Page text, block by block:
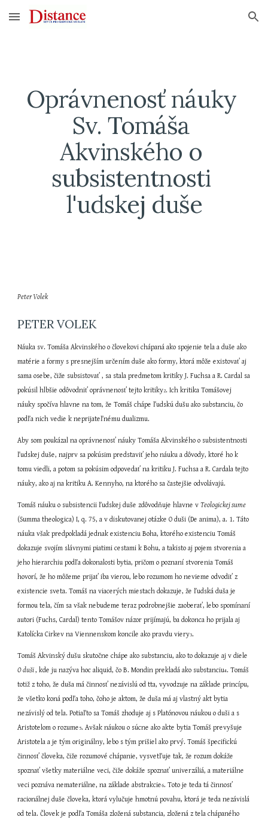
Skip to main content Skip to navigation
Oprávnenosť náuky
Sv. Tomáša
Akvinského o
subsistentnosti
l'udskej duše
Peter Volek
PETER VOLEK
Náuka sv. Tomáša Akvinského o človekovi chápaná ako spojenie tela a duše ako
matérie a formy s presnejším určením duše ako formy, ktorá môže existovať aj
sama osebe, čiže subsistovať , sa stala predmetom kritiky J. Fuchsa a R. Cardal sa
pokúsil hlbšie odôvodniť oprávnenosť tejto kritiky2. Ich kritika Tomášovej
náuky spočíva hlavne na tom, že Tomáš chápe ľudskú dušu ako substanciu, čo
podľa nich vedie k neprijateľnému dualizmu.
Aby som poukázal na oprávnenosť náuky Tomáša Akvinského o subsistentnosti
ľudskej duše, najprv sa pokúsim predstaviť jeho náuku a dôvody, ktoré ho k
tomu viedli, a potom sa pokúsim odpovedať na kritiku J. Fuchsa a R. Cardala tejto
náuky, ako aj na kritiku A. Kennyho, na ktorého sa častejšie odvolávajú.
Tomáš náuku o subsistencii ľudskej duše zdôvodňuje hlavne v
(Summa theologica) I, q. 75, a v diskutovanej otázke O duši (De anima), a. 1. Táto
náuka však predpokladá jednak existenciu Boha, ktorého existenciu Tomáš
dokazuje svojím slávnymi piatimi cestami k Bohu, a takisto aj pojem stvorenia a
jeho hierarchiu podľa dokonalosti bytia, pričom o poznaní stvorenia Tomáš
hovorí, že ho môžeme prijať iba vierou, lebo rozumom ho nevieme odvodiť z
existencie sveta. Tomáš na viacerých miestach dokazuje, že ľudská duša je
formou tela, čím sa však nebudeme teraz podrobnejšie zaoberať, lebo spomínaní
autori (Fuchs, Cardal) tento Tomášov názor prijímajú, ba dokonca ho prijala aj
Katolícka Cirkev na Viennenskom koncile ako pravdu viery3.
O duši , kde ju nazýva hoc aliquid, čo B. Mondin prekladá ako substanciu4. Tomáš
totiž z toho, že duša má činnosť nezávislú od tta, vyvodzuje na základe princípu,
že všetko koná podľa toho, čoho je aktom, že duša má aj vlastný akt bytia
nezávislý od tela. Potiaľto sa Tomáš zhoduje aj s Platónovou náukou o duši a s
Aristotelom o rozume5. Avšak náukou o súcne ako akte bytia Tomáš prevyšuje
Aristotela a je tým originálny, lebo s tým prišiel ako prvý. Tomáš špecifickú
činnosť človeka, čiže rozumové chápanie, vysvetľuje tak, že rozum dokáže
spoznať všetky materiálne veci, čiže dokáže spoznať univerzáliá, a materiálne
veci poznáva nemateriálne, na základe abstrakcie6. Toto je teda tá činnosť
racionálnej duše človeka, ktorá vylučuje hmotnú povahu, ktorá je teda nezávislá
od tela. Človek je podľa Tomáša zložená substancia, zložená z tela chápaného